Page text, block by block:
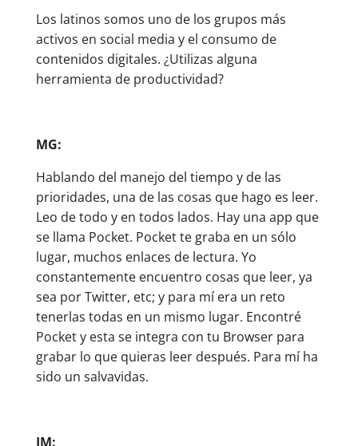
Los latinos somos uno de los grupos más
activos en social media y el consumo de
contenidos digitales. ¿Utilizas alguna
herramienta de productividad?
MG:
Hablando del manejo del tiempo y de las
prioridades, una de las cosas que hago es leer.
Leo de todo y en todos lados. Hay una app que
se llama Pocket. Pocket te graba en un sólo
lugar, muchos enlaces de lectura. Yo
constantemente encuentro cosas que leer, ya
sea por Twitter, etc; y para mí era un reto
tenerlas todas en un mismo lugar. Encontré
Pocket y esta se integra con tu Browser para
grabar lo que quieras leer después. Para mí ha
sido un salvavidas.
JM: